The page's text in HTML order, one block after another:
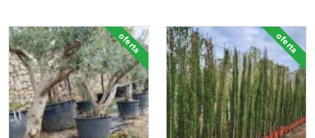
oferta oferta